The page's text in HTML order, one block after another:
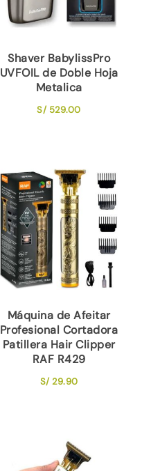
Shaver BabylissPro
UVFOIL de Doble Hoja
Metalica
S/529.00
Máquina de Afeitar
Profesional Cortadora
Patillera Hair Clipper
RAF R429
S/29.90